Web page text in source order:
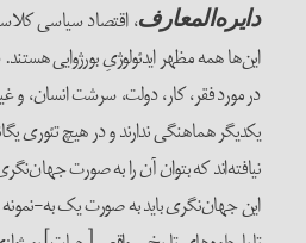
دایره‌المعارف، اقتصاد سیاسی کلاسیک،
این‌ها همه مظهر ایدئولوژیِ بورژوایی هستند. در
در مورد فقر، کار، دولت، سرشت انسان، و غیره
یکدیگر هماهنگی ندارند و در هیچ تئوری یگانه‌
نیافته‌اند که بتوان آن را به صورت جهان‌نگری
این جهان‌نگری باید به صورت یک به-نمونه